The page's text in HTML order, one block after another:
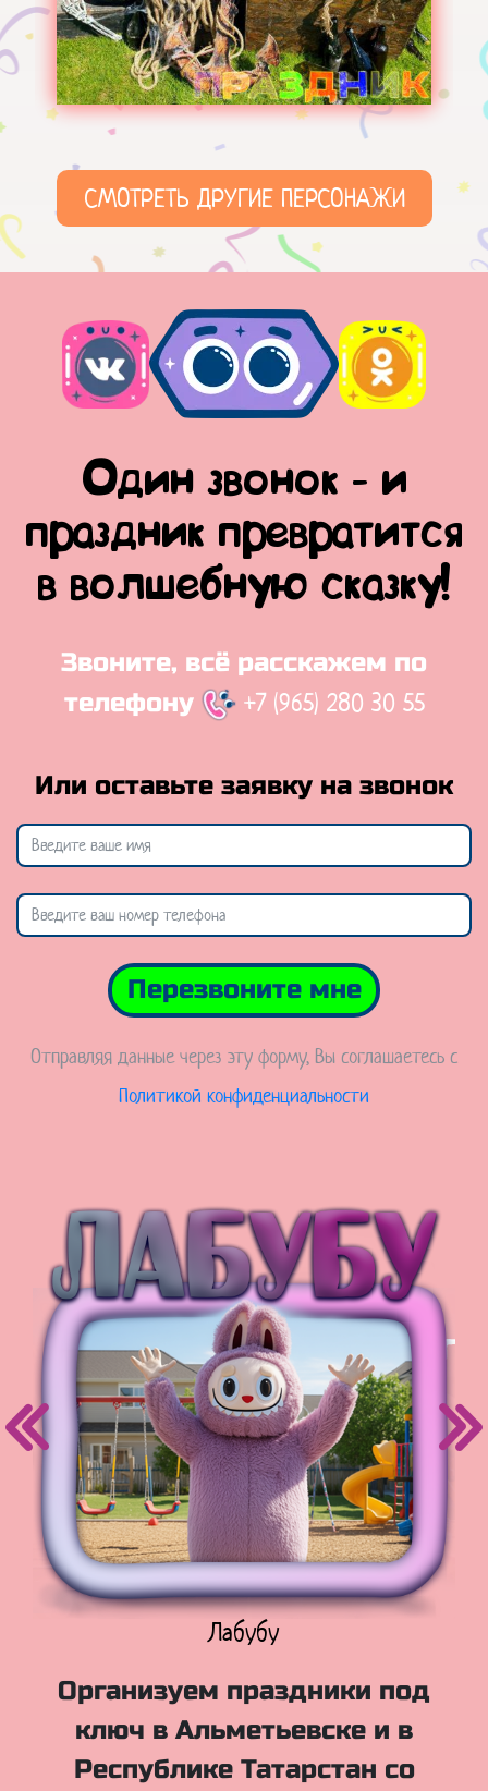
СМОТРЕТЬ ДРУГИЕ ПЕРСОНАЖИ
Один звонок - и
праздник превратится
в волшебную сказку!
Звоните, всё расскажем по
телефону
+7 (965) 280 30 55
Или оставьте заявку на звонок
Перезвоните мне
Отправляя данные через эту форму, Вы соглашаетесь с
Политикой конфиденциальности
Куклы Лол
Организуем праздники под
ключ в Альметьевске и в
Республике Татарстан со